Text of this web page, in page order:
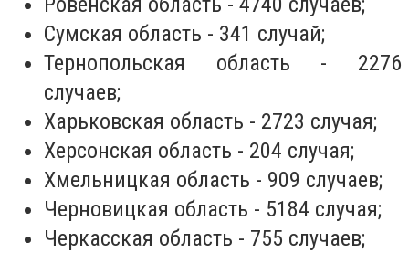
Сумская область - 341 случай;
Тернопольская область - 2276
случаев;
Харьковская область - 2723 случая;
Херсонская область - 204 случая;
Хмельницкая область - 909 случаев;
Черновицкая область - 5184 случая;
Черкасская область - 755 случаев;